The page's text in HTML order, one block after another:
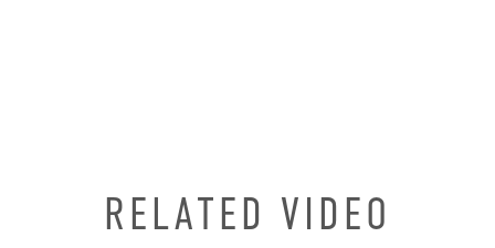
RELATED VIDEO